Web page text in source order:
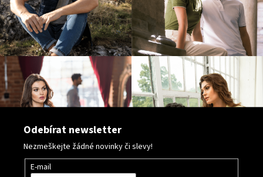
Odebírat newsletter
Nezmeškejte žádné novinky či slevy!
E-mail